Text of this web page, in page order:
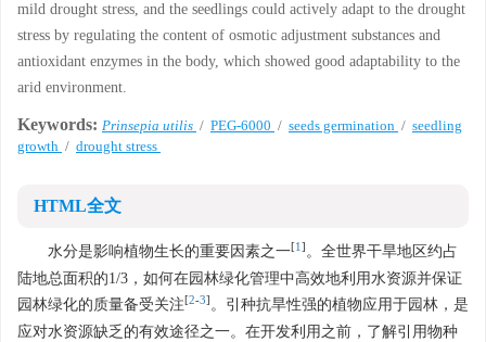
mild drought stress, and the seedlings could actively adapt to the drought
stress by regulating the content of osmotic adjustment substances and
antioxidant enzymes in the body, which showed good adaptability to the
arid environment.
Keywords: Prinsepia utilis / PEG-6000 / seeds germination / seedling
growth / drought stress
HTML全文
水分是影响植物生长的重要因素之一[1] 。全世界干旱地区约占
陆地总面积的1/3，如何在园林绿化管理中高效地利用水资源并保证
园林绿化的质量备受关注[2-3] 。引种抗旱性强的植物应用于园林，是
应对水资源缺乏的有效途径之一。在开发利用之前，了解引用物种